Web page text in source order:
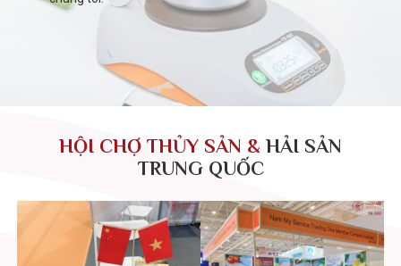
HỘI CHỢ THỦY SẢN & HẢI SẢN
TRUNG QUỐC